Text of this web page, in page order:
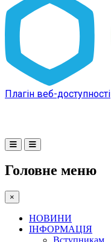
Плагін веб-доступності
Головне меню
×
НОВИНИ
ІНФОРМАЦІЯ